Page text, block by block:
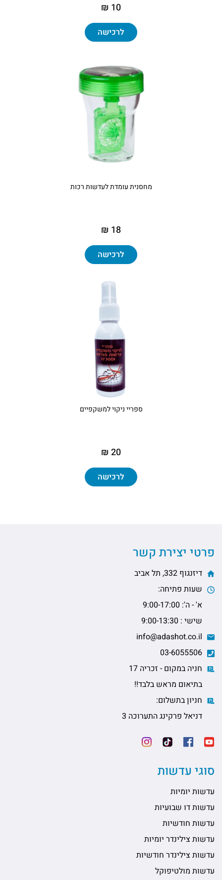
10 ₪
לרכישה
מחסנית עומדת לעדשות רכות
18 ₪
לרכישה
ספריי ניקוי למשקפיים
20 ₪
לרכישה
פרטי יצירת קשר
דיזנגוף 332, תל אביב
שעות פתיחה:
א' - ה': 9:00-17:00
שישי : 9:00-13:30
חניה במקום - זכריה 17
בתיאום מראש בלבד!!
חניון בתשלום:
דניאל פרקינג התערוכה 3
סוגי עדשות
עדשות יומיות
עדשות דו שבועיות
עדשות חודשיות
עדשות צילינדר יומיות
עדשות צילינדר חודשיות
עדשות מולטיפוקל